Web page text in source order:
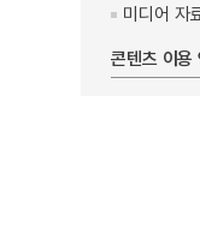
미디어 자
콘텐츠 이용